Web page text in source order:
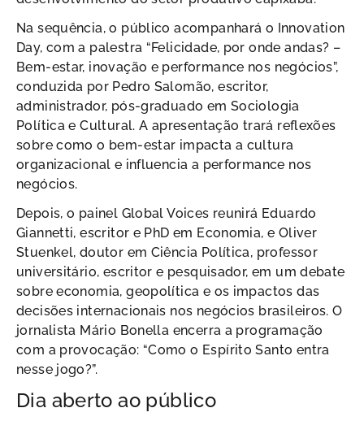
Na sequência, o público acompanhará o Innovation
Day, com a palestra “Felicidade, por onde andas? –
Bem-estar, inovação e performance nos negócios”,
conduzida por Pedro Salomão, escritor,
administrador, pós-graduado em Sociologia
Política e Cultural. A apresentação trará reflexões
sobre como o bem-estar impacta a cultura
organizacional e influencia a performance nos
negócios.
Depois, o painel Global Voices reunirá Eduardo
Giannetti, escritor e PhD em Economia, e Oliver
Stuenkel, doutor em Ciência Política, professor
universitário, escritor e pesquisador, em um debate
sobre economia, geopolítica e os impactos das
decisões internacionais nos negócios brasileiros. O
jornalista Mário Bonella encerra a programação
com a provocação: “Como o Espírito Santo entra
nesse jogo?”.
Dia aberto ao público